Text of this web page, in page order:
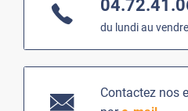
du lundi au
Contactez nos